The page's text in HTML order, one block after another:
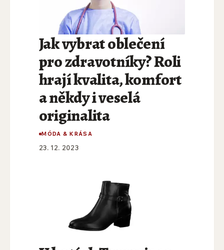
Jak vybrat oblečení
pro zdravotníky? Roli
hrají kvalita, komfort
a někdy i veselá
originalita
MÓDA & KRÁSA
23. 12. 2023